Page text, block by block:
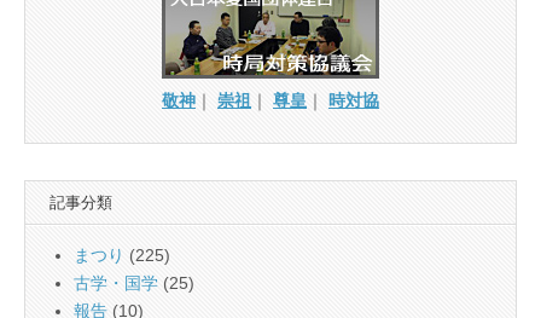
敬神 ｜ 崇祖 ｜ 尊皇 ｜ 時対協
記事分類
まつり (225)
古学・国学 (25)
報告 (10)